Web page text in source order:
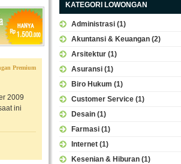
Premium
2009
ini
KATEGORI LOWONGAN
Administrasi (1)
Akuntansi & Keuangan (2)
Arsitektur (1)
Asuransi (1)
Biro Hukum (1)
Customer Service (1)
Desain (1)
Farmasi (1)
Internet (1)
Kesenian & Hiburan (1)